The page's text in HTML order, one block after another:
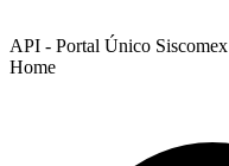
API - Portal Único Siscomex
Home